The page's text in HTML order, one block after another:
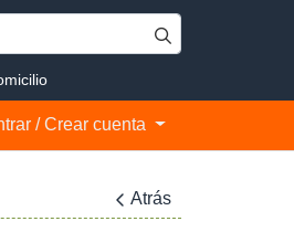
/ Crear cuenta
/ Crear cuenta
Atrás